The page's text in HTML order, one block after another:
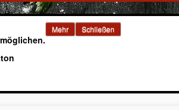
Mehr Schließen